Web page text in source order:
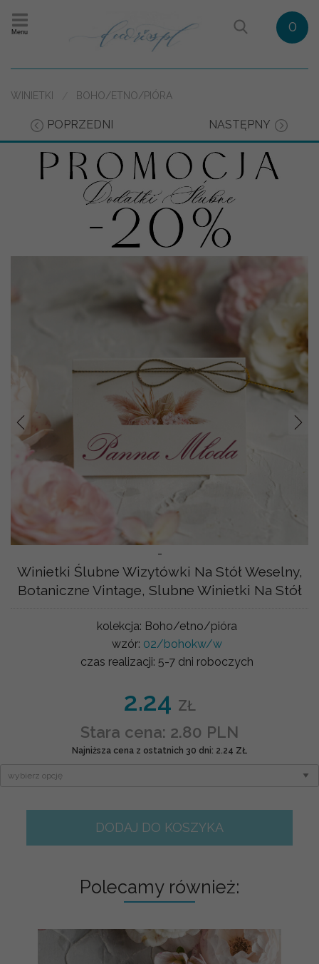
Menu 0
WINIETKI BOHO/ETNO/PIÓRA
POPRZEDNI NASTĘPNY
-
Prev
Winietki Ślubne Wizytówki Na Stół Weselny,
Botaniczne Vintage, Slubne Winietki Na Stół
kolekcja: Boho/etno/pióra
wzór: 02/bohokw/w
czas realizacji: 5-7 dni roboczych
2.24 ZŁ
Stara cena: 2.80 PLN
Najniższa cena z ostatnich 30 dni: 2.24 ZŁ
DODAJ DO KOSZYKA
Polecamy również: